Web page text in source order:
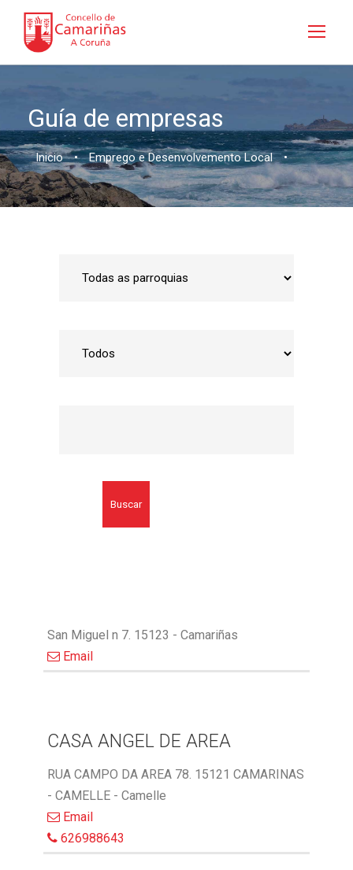
Guía de empresas
Inicio • Emprego e Desenvolvemento Local •
Buscar
San Miguel n 7. 15123 - Camariñas
Email
CASA ANGEL DE AREA
RUA CAMPO DA AREA 78. 15121 CAMARINAS
- CAMELLE - Camelle
Email
626988643